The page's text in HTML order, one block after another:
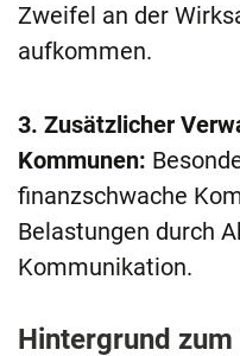
Zweifel an der
aufkommen.
3. Zusätzlicher
Kommunen:
finanzschwache
Belastungen durch
Kommunikation.
Hintergrund